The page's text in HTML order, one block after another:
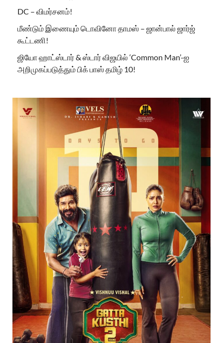
DC – விமர்சனம்!
மீண்டும் இணையும் டொவினோ தாமஸ் – ஜான்பால் ஜார்ஜ்
கூட்டணி!
ஜியோ ஹாட்ஸ்டார் & ஸ்டார் விஜயில் ‘Common Man’-ஐ
அறிமுகப்படுத்தும் பிக் பாஸ் தமிழ் 10!